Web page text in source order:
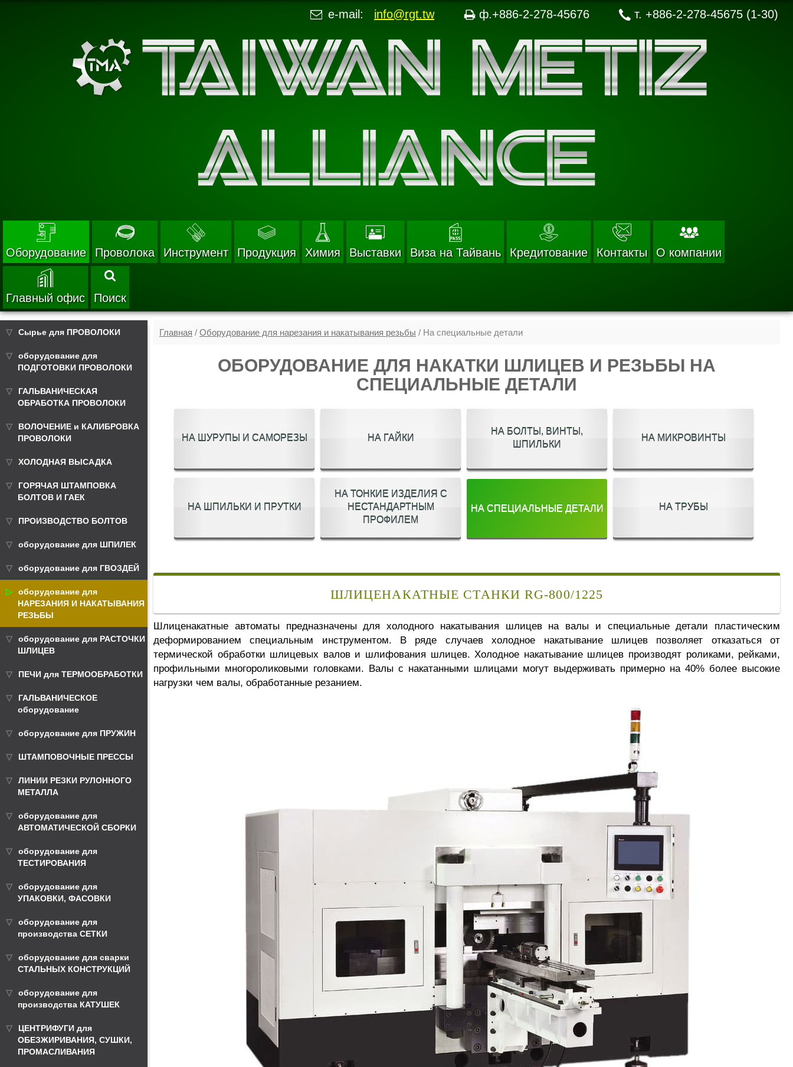
т. +886-2-278-45675 (1-30)
ф.+886-2-278-45676
e-mail: info@rgt.tw
Оборудование Проволока Инструмент Продукция Химия Выставки Виза на Тайвань Кредитование Контакты О компании
Главный офис Поиск
Сырье для ПРОВОЛОКИ
оборудование для
ПОДГОТОВКИ ПРОВОЛОКИ
ГАЛЬВАНИЧЕСКАЯ
ОБРАБОТКА ПРОВОЛОКИ
ВОЛОЧЕНИЕ и КАЛИБРОВКА
ПРОВОЛОКИ
ХОЛОДНАЯ ВЫСАДКА
ГОРЯЧАЯ ШТАМПОВКА
БОЛТОВ И ГАЕК
ПРОИЗВОДСТВО БОЛТОВ
оборудование для ШПИЛЕК
оборудование для ГВОЗДЕЙ
оборудование для
НАРЕЗАНИЯ И НАКАТЫВАНИЯ
РЕЗЬБЫ
оборудование для РАСТОЧКИ
ШЛИЦЕВ
ПЕЧИ для ТЕРМООБРАБОТКИ
ГАЛЬВАНИЧЕСКОЕ
оборудование
оборудование для ПРУЖИН
ШТАМПОВОЧНЫЕ ПРЕССЫ
ЛИНИИ РЕЗКИ РУЛОННОГО
МЕТАЛЛА
оборудование для
АВТОМАТИЧЕСКОЙ СБОРКИ
оборудование для
ТЕСТИРОВАНИЯ
оборудование для
УПАКОВКИ, ФАСОВКИ
оборудование для
производства СЕТКИ
оборудование для сварки
СТАЛЬНЫХ КОНСТРУКЦИЙ
оборудование для
производства КАТУШЕК
ЦЕНТРИФУГИ для
ОБЕЗЖИРИВАНИЯ, СУШКИ,
ПРОМАСЛИВАНИЯ
Главная / Оборудование для нарезания и накатывания резьбы / На специальные детали
ОБОРУДОВАНИЕ ДЛЯ НАКАТКИ ШЛИЦЕВ И РЕЗЬБЫ НА
СПЕЦИАЛЬНЫЕ ДЕТАЛИ
НА ШУРУПЫ И САМОРЕЗЫ НА ГАЙКИ
НА БОЛТЫ, ВИНТЫ,
ШПИЛЬКИ
НА МИКРОВИНТЫ
НА ШПИЛЬКИ И ПРУТКИ
НА ТОНКИЕ ИЗДЕЛИЯ С
НЕСТАНДАРТНЫМ
ПРОФИЛЕМ
НА СПЕЦИАЛЬНЫЕ ДЕТАЛИ НА ТРУБЫ
ШЛИЦЕНАКАТНЫЕ СТАНКИ RG-800/1225
Шлиценакатные автоматы предназначены для холодного накатывания шлицев на валы и специальные детали пластическим
деформированием специальным инструментом. В ряде случаев холодное накатывание шлицев позволяет отказаться от
термической обработки шлицевых валов и шлифования шлицев. Холодное накатывание шлицев производят роликами, рейками,
профильными многороликовыми головками. Валы с накатанными шлицами могут выдерживать примерно на 40% более высокие
нагрузки чем валы, обработанные резанием.